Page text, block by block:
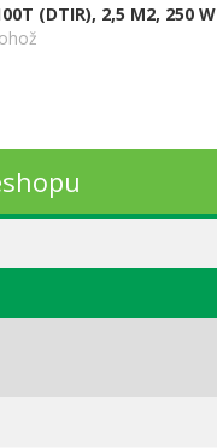
(DTIR), 2,5 M2, 250 W